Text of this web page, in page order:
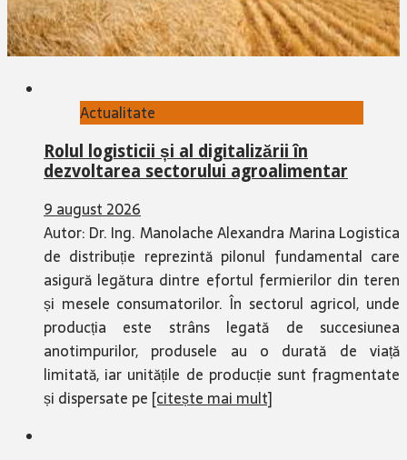
Actualitate
Rolul logisticii și al digitalizării în
dezvoltarea sectorului agroalimentar
9 august 2026
Autor: Dr. Ing. Manolache Alexandra Marina Logistica
de distribuție reprezintă pilonul fundamental care
asigură legătura dintre efortul fermierilor din teren
și mesele consumatorilor. În sectorul agricol, unde
producția este strâns legată de succesiunea
anotimpurilor, produsele au o durată de viață
limitată, iar unitățile de producție sunt fragmentate
și dispersate pe [citește mai mult]